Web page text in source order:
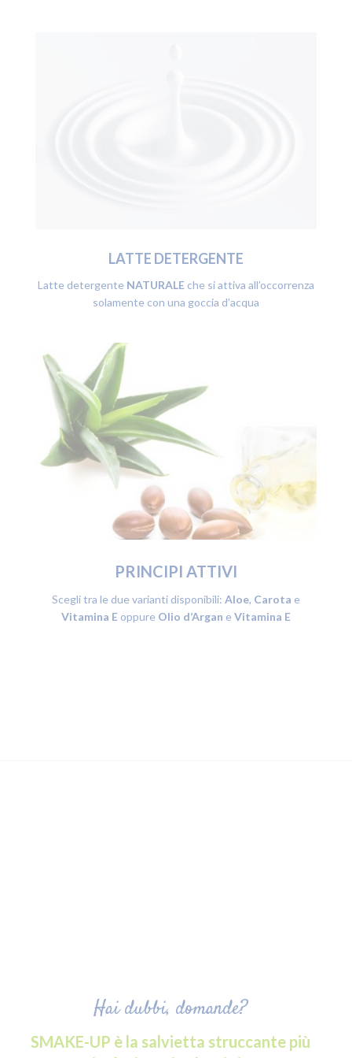
LATTE DETERGENTE
Latte detergente NATURALE che si attiva all’occorrenza
solamente con una goccia d’acqua
PRINCIPI ATTIVI
Scegli tra le due varianti disponibili: Aloe, Carota e
Vitamina E oppure Olio d’Argan e Vitamina E
Hai dubbi, domande?
SMAKE-UP è la salvietta struccante più